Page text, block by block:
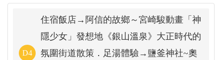
D4
住宿飯店→阿信的故鄉～宮崎駿動畫「神
隱少女」發想地《銀山溫泉》大正時代的
氛圍街道散策．足湯體驗→鹽釜神社~奧